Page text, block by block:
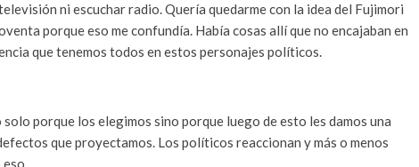
ni escuchar radio. Quería quedarme con la idea del Fujimori
porque eso me confundía. Había cosas allí que no encajaban en
que tenemos todos en estos personajes políticos.
porque los elegimos sino porque luego de esto les damos una
que proyectamos. Los políticos reaccionan y más o menos